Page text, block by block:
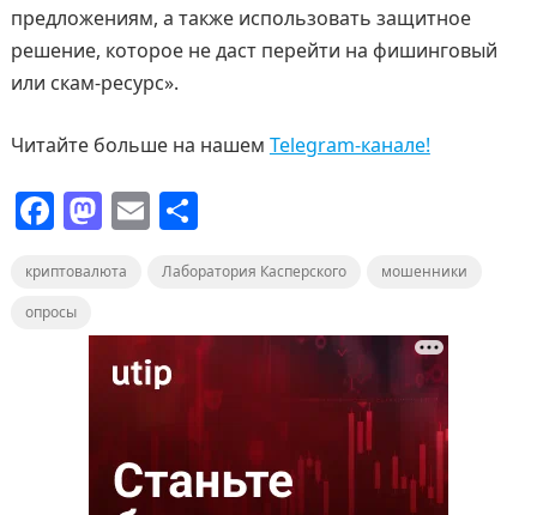
предложениям, а также использовать защитное
решение, которое не даст перейти на фишинговый
или скам-ресурс».
Читайте больше на нашем Telegram-канале!
F
c
e
M
st
o
d
o
E
ai
l
О
п
р
а
в
и
т
криптовалюта Лаборатория Касперского
мошенники
опросы